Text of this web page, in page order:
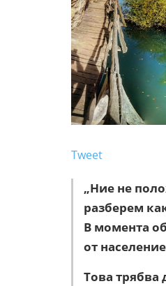
Tweet
„Ние не
разберем
В момента
от
Това трябва